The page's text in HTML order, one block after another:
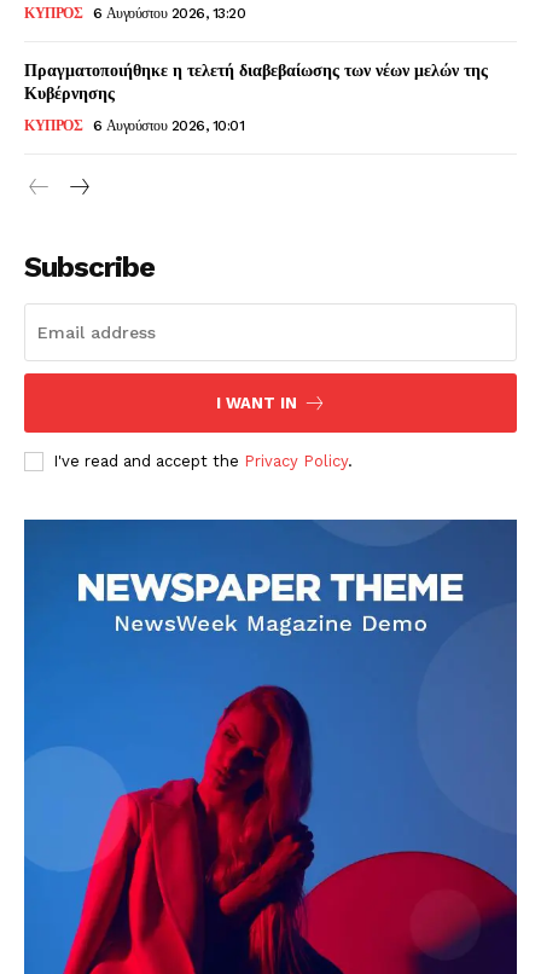
ΚΥΠΡΟΣ 6 Αυγούστου 2026, 13:20
Πραγματοποιήθηκε η τελετή διαβεβαίωσης των νέων μελών της
Κυβέρνησης
ΚΥΠΡΟΣ 6 Αυγούστου 2026, 10:01
Subscribe
I WANT IN
I've read and accept the Privacy Policy.